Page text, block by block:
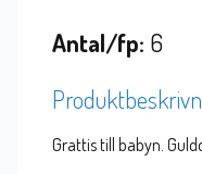
Antal/fp: 6
Grattis till babyn.